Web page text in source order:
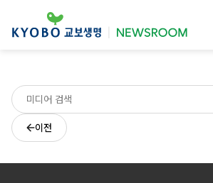
이전